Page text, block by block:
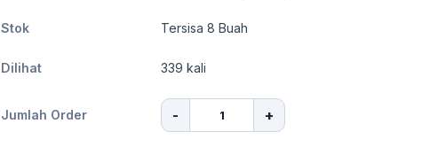
Stok Tersisa 8 Buah
Dilihat 339 kali
Jumlah Order - +